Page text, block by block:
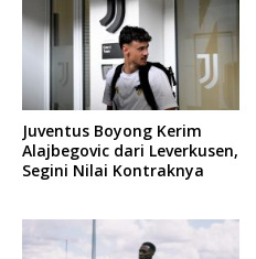
Juventus Boyong Kerim
Alajbegovic dari Leverkusen,
Segini Nilai Kontraknya